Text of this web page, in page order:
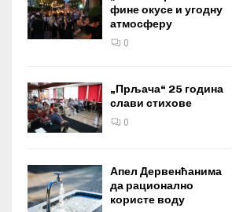
фине окусе и угодну
атмосферу
0
„Прљача“ 25 година
слави стихове
0
Апел Дервенћанима
да рационално
користе воду